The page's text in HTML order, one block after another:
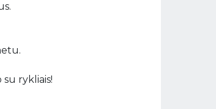
rykliais!